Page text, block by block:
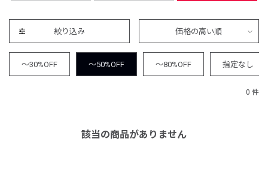
絞り込み 価格の高い順
～30%OFF ～50%OFF ～80%OFF 指定なし
0 件
該当の商品がありません